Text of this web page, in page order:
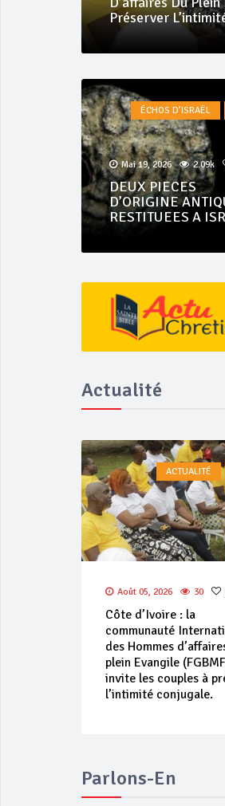
Annonce Sa 36e
ÉCHOS D’ISRAËL
Mai 19, 2026 2.09k
DEUX PIECES
D’ORIGINE
RESTITUEES A
Actualité
ACTUALITÉ
Août 03, 2026 94
Côte d’ivoire : l’Église
évangélique
Foursquare annonce
convention nationale
Parlons-En